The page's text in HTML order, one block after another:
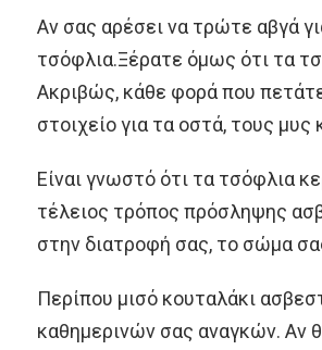
Αν σας αρέσει να τρώτε αβγά
τσόφλια.Ξέρατε όμως ότι τα
Ακριβώς, κάθε φορά που
στοιχείο για τα οστά, τους μυς
Είναι γνωστό ότι τα τσόφλια
τέλειος τρόπος πρόσληψης
στην διατροφή σας, το σώμα
Περίπου μισό κουταλάκι
καθημερινών σας αναγκών. Αν